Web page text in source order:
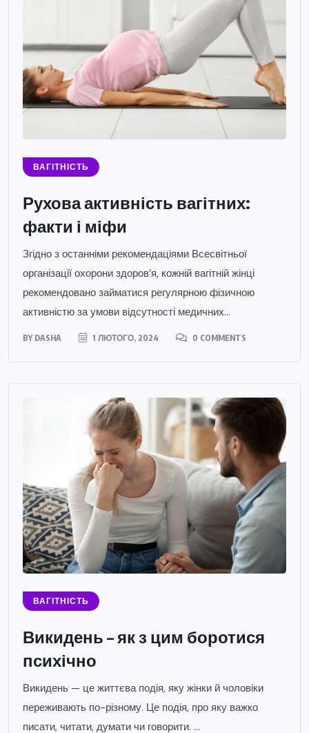
ВАГІТНІСТЬ
Рухова активність вагітних:
факти і міфи
Згідно з останніми рекомендаціями Всесвітньої
організації охорони здоров’я, кожній вагітній жінці
рекомендовано займатися регулярною фізичною
активністю за умови відсутності медичних...
BY DASHA 1 ЛЮТОГО, 2024 0 COMMENTS
ВАГІТНІСТЬ
Викидень – як з цим боротися
психічно
Викидень — це життєва подія, яку жінки й чоловіки
переживають по-різному. Це подія, про яку важко
писати, читати, думати чи говорити. ...